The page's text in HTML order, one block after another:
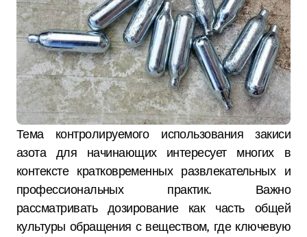
Тема контролируемого использования закиси
азота для начинающих интересует многих в
контексте кратковременных развлекательных и
профессиональных практик. Важно
рассматривать дозирование как часть общей
культуры обращения с веществом, где ключевую